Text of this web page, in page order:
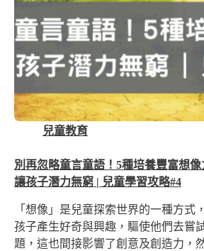
兒童教育
別再忽略童言童語！5種培養豐富想像
讓孩子潛力無窮 | 兒童學習攻略#4
「想像」是兒童探索世界的一種方式
孩子產生好奇與興趣，驅使他們去嘗
題，這也間接影響了創意及創造力，